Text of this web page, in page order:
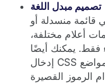
تصميم مبدل اللغة
قائمة منسدلة أو
أعلام مختلفة،
فقط. يمكنك أيضًا
إدخال CSS لكي نمط مبدل اللغة وتغيير المواضع